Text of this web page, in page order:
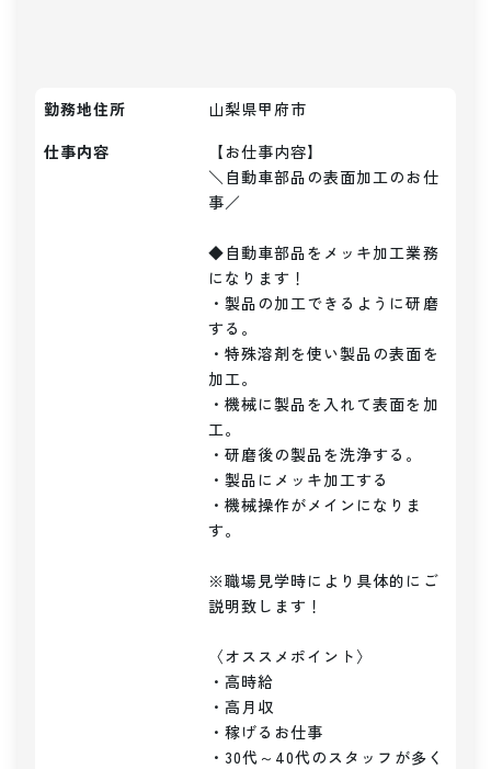
勤務地住所
山梨県甲府市
仕事内容
【お仕事内容】
＼自動車部品の表面加工のお仕
事／
◆自動車部品をメッキ加工業務
になります！
・製品の加工できるように研磨
する。
・特殊溶剤を使い製品の表面を
加工。
・機械に製品を入れて表面を加
工。
・研磨後の製品を洗浄する。
・製品にメッキ加工する
・機械操作がメインになりま
す。
※職場見学時により具体的にご
説明致します！
〈オススメポイント〉
・高時給
・高月収
・稼げるお仕事
・30代～40代のスタッフが多く